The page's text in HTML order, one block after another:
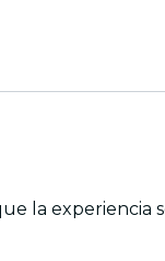
la experiencia